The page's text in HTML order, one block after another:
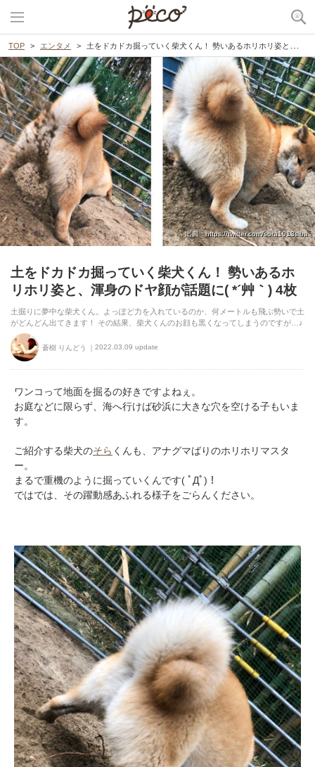
TOP エンタメ 土をドカドカ掘っていく柴犬くん！ 勢いあるホリホリ姿と、渾身のドヤ顔が話題に( *´艸｀) 4枚
出典 : https://twitter.com/sora1013siba
土をドカドカ掘っていく柴犬くん！ 勢いあるホ
リホリ姿と、渾身のドヤ顔が話題に( *´艸｀) 4枚
土掘りに夢中な柴犬くん。よっぽど力を入れているのか、何メートルも飛ぶ勢いで土
がどんどん出てきます！ その結果、柴犬くんのお顔も黒くなってしまうのですが…♪
蒼樹 りんどう 2022.03.09 update
ワンコって地面を掘るの好きですよねぇ。
お庭などに限らず、海へ行けば砂浜に大きな穴を空ける子もいま
す。
ご紹介する柴犬のそら くんも、アナグマばりのホリホリマスタ
ー。
まるで重機のように掘っていくんです( ﾟДﾟ)！
ではでは、その躍動感あふれる様子をごらんください。